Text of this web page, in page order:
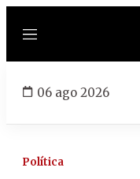
Menú
06 ago 2026
Política